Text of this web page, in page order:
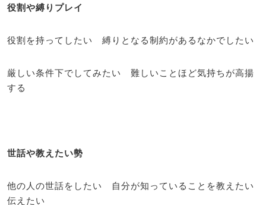
役割や縛りプレイ
役割を持ってしたい 縛りとなる制約があるなかでしたい
厳しい条件下でしてみたい 難しいことほど気持ちが高揚
する
世話や教えたい勢
他の人の世話をしたい 自分が知っていることを教えたい
伝えたい